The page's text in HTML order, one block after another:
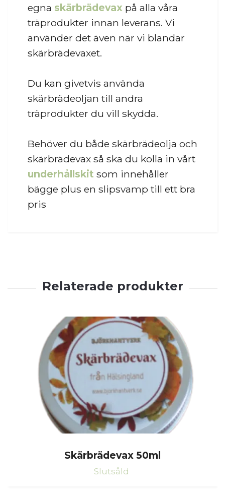
egna skärbrädevax på alla våra
träprodukter innan leverans. Vi
använder det även när vi blandar
skärbrädevaxet.
Du kan givetvis använda
skärbrädeoljan till andra
träprodukter du vill skydda.
Behöver du både skärbrädeolja och
skärbrädevax så ska du kolla in vårt
underhållskit som innehåller
bägge plus en slipsvamp till ett bra
pris
Skärbrädevax 50ml
Slutsåld